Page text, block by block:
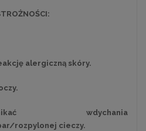
alergiczną skóry.
wdychania
rozpylonej cieczy.